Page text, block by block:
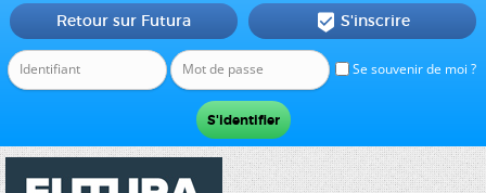
Se souvenir de moi ?
Retour sur Futura  S'inscrire